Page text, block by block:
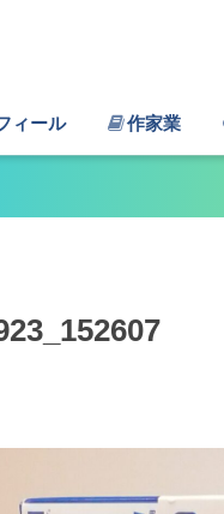
ィール 作家業